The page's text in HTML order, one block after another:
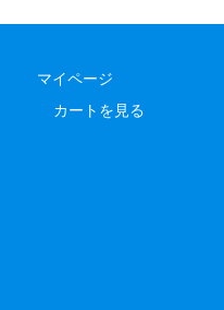
マイページ
カートを見る